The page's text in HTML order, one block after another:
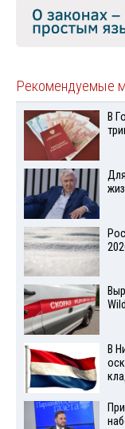
Рекомендуемые
В
В